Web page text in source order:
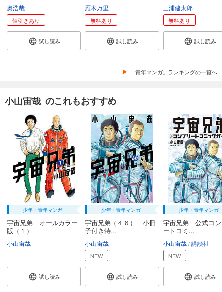
あらすじを表示する
宇宙兄弟（４６）
1,130
続巻入荷
カート
奥浩哉
値引きあり
試し読み
雁木万里
無料あり
試し読み
三浦建太郎
無料あり
試し読み
「青年マンガ」ランキングの一覧へ
小山宙哉 のこれもおすすめ
少年・青年マンガ
宇宙兄弟 オールカラー
版（１）
小山宙哉
試し読み
少年・青年マンガ
宇宙兄弟（４６） 小冊
子付き特...
小山宙哉
NEW
試し読み
少年・青年マンガ
宇宙兄弟 公式コン
ートコミ...
小山宙哉 講談社
NEW
試し読み